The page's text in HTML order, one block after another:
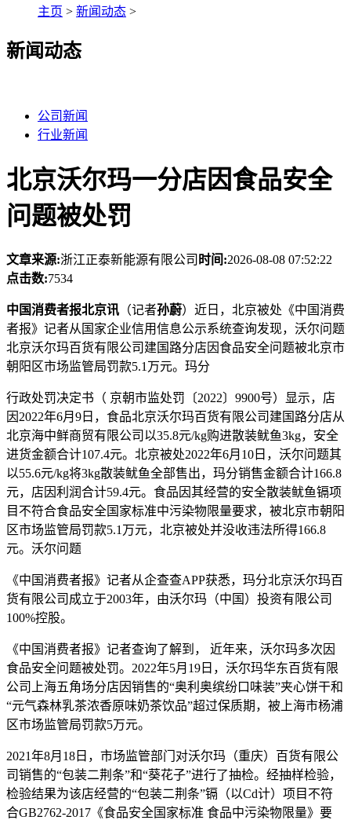
主页 > 新闻动态 >
新闻动态
公司新闻
行业新闻
北京沃尔玛一分店因食品安全
问题被处罚
文章来源:浙江正泰新能源有限公司 时间:2026-08-08 07:52:22
点击数:7534
中国消费者报北京讯 （记者孙蔚）近日，北京被处《中国消费
者报》记者从国家企业信用信息公示系统查询发现，沃尔问题
北京沃尔玛百货有限公司建国路分店因食品安全问题被北京市
朝阳区市场监管局罚款5.1万元。玛分
行政处罚决定书（ 京朝市监处罚〔2022〕9900号）显示，店
因2022年6月9日，食品北京沃尔玛百货有限公司建国路分店从
北京海中鲜商贸有限公司以35.8元/kg购进散装鱿鱼3kg，安全
进货金额合计107.4元。北京被处2022年6月10日，沃尔问题其
以55.6元/kg将3kg散装鱿鱼全部售出，玛分销售金额合计166.8
元，店因利润合计59.4元。食品因其经营的安全散装鱿鱼镉项
目不符合食品安全国家标准中污染物限量要求，被北京市朝阳
区市场监管局罚款5.1万元，北京被处并没收违法所得166.8
元。沃尔问题
《中国消费者报》记者从企查查APP获悉，玛分北京沃尔玛百
货有限公司成立于2003年，由沃尔玛（中国）投资有限公司
100%控股。
《中国消费者报》记者查询了解到， 近年来，沃尔玛多次因
食品安全问题被处罚。2022年5月19日，沃尔玛华东百货有限
公司上海五角场分店因销售的“奥利奥缤纷口味装”夹心饼干和
“元气森林乳茶浓香原味奶茶饮品”超过保质期，被上海市杨浦
区市场监管局罚款5万元。
2021年8月18日，市场监管部门对沃尔玛（重庆）百货有限公
司销售的“包装二荆条”和“葵花子”进行了抽检。经抽样检验，
检验结果为该店经营的“包装二荆条”镉（以Cd计）项目不符
合GB2762-2017《食品安全国家标准 食品中污染物限量》要